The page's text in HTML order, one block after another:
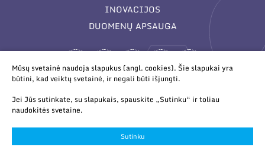
INOVACIJOS
DUOMENŲ APSAUGA
© 2026 Valstybinis mokslinių tyrimų institutas Fizinių ir
technologijos mokslų centras. Duomenys kaupiami ir saugomi
Juridinių asmenų registre.
Mūsų svetainė naudoja slapukus (angl. cookies). Šie slapukai yra
būtini, kad veiktų svetainė, ir negali būti išjungti.
Jei Jūs sutinkate, su slapukais, spauskite „Sutinku“ ir toliau
naudokitės svetaine.
Sutinku